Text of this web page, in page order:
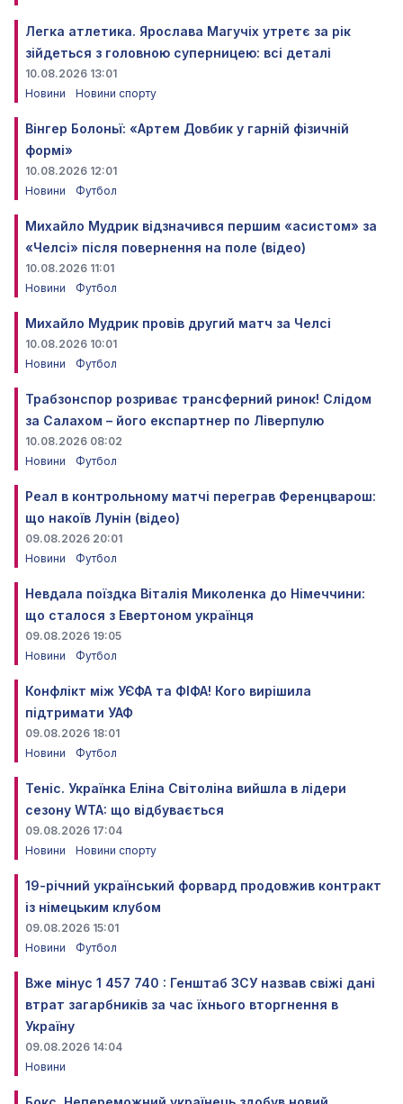
Легка атлетика. Ярослава Магучіх утретє за рік
зійдеться з головною суперницею: всі деталі
10.08.2026 13:01
Новини
Новини спорту
Вінгер Болоньї: «Артем Довбик у гарній фізичній
формі»
10.08.2026 12:01
Новини
Футбол
Михайло Мудрик відзначився першим «асистом» за
«Челсі» після повернення на поле (відео)
10.08.2026 11:01
Новини
Футбол
Михайло Мудрик провів другий матч за Челсі
10.08.2026 10:01
Новини
Футбол
Трабзонспор розриває трансферний ринок! Слідом
за Салахом – його експартнер по Ліверпулю
10.08.2026 08:02
Новини
Футбол
Реал в контрольному матчі переграв Ференцварош:
що накоїв Лунін (відео)
09.08.2026 20:01
Новини
Футбол
Невдала поїздка Віталія Миколенка до Німеччини:
що сталося з Евертоном українця
09.08.2026 19:05
Новини
Футбол
Конфлікт між УЄФА та ФІФА! Кого вирішила
підтримати УАФ
09.08.2026 18:01
Новини
Футбол
Теніс. Українка Еліна Світоліна вийшла в лідери
сезону WTA: що відбувається
09.08.2026 17:04
Новини
Новини спорту
19-річний український форвард продовжив контракт
із німецьким клубом
09.08.2026 15:01
Новини
Футбол
Вже мінус 1 457 740 : Генштаб ЗСУ назвав свіжі дані
втрат загарбників за час їхнього вторгнення в
Україну
09.08.2026 14:04
Новини